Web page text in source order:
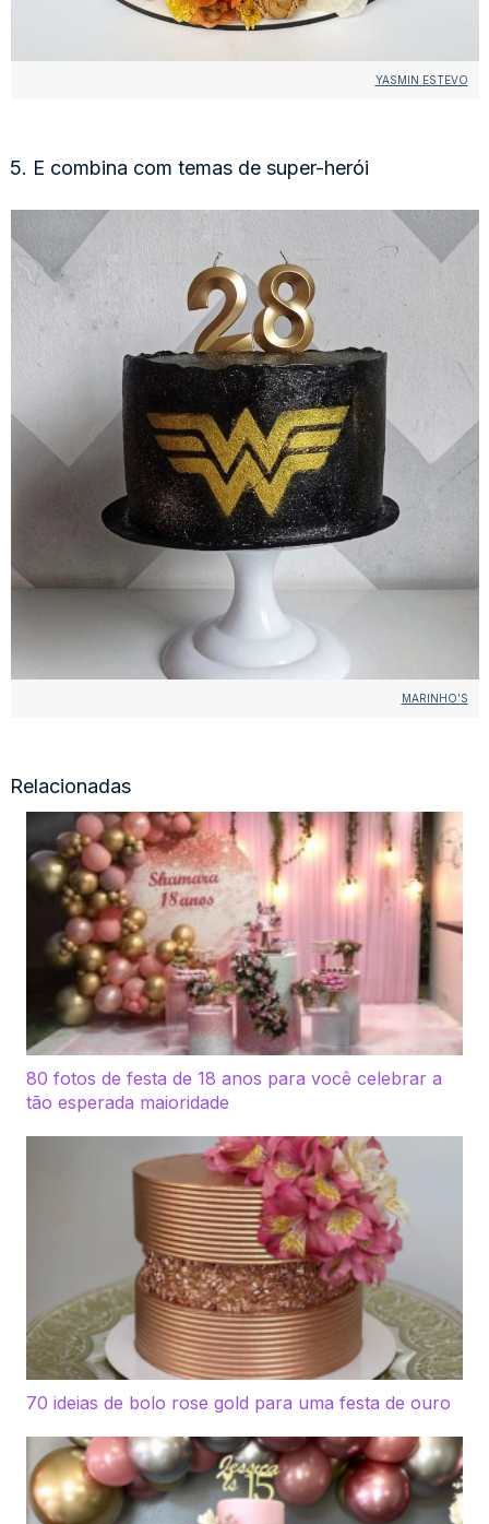
YASMIN ESTEVO
5. E combina com temas de super-herói
MARINHO’S
Relacionadas
80 fotos de festa de 18 anos para você celebrar a
tão esperada maioridade
70 ideias de bolo rose gold para uma festa de ouro